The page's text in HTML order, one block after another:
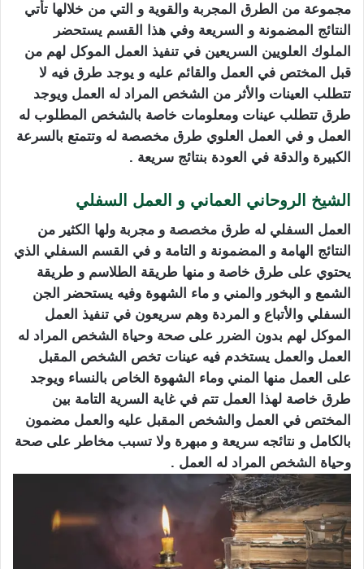
مجموعة من الطرق المجربة والقوية و التي من خلالها تأتي
النتائج المضمونة و السريعة وفي هذا القسم يستحضر
الملوك العلويين السريعين في تنفيذ العمل الموكل لهم من
قبل المختص في العمل والقائم عليه و يوجد طرق فيه لا
تتطلب العينات والأثر من الشخص المراد له العمل ويوجد
طرق تتطلب عينات ومعلومات خاصة بالشخص المطلوب له
العمل و في العمل العلوي طرق مخصصة له وتتمتع بالسرعة
الكبيرة والدقة في العودة بنتائج سريعة .
الشيخ الروحاني العماني و العمل السفلي
العمل السفلي له طرق مخصصة و مجربة ولها الكثير من
النتائج الهامة و المضمونة و التامة و في القسم السفلي الذي
يحتوي على طرق خاصة و منها طريقة الطلاسم و طريقة
الشمع و البخور والمني و ماء الشهوة وفيه يستحضر الجن
السفلي والأتباع و المردة وهم سريعون في تنفيذ العمل
الموكل لهم بدون الضرر على صحة وحياة الشخص المراد له
العمل والعمل يستخدم فيه عينات تخص الشخص المقبل
على العمل منها المني وماء الشهوة الخاص بالنساء ويوجد
طرق خاصة لهذا العمل تتم في غاية السرية التامة بين
المختص في العمل والشخص المقبل عليه والعمل مضمون
بالكامل و نتائجه سريعة و مبهرة ولا تسبب مخاطر على صحة
وحياة الشخص المراد له العمل .